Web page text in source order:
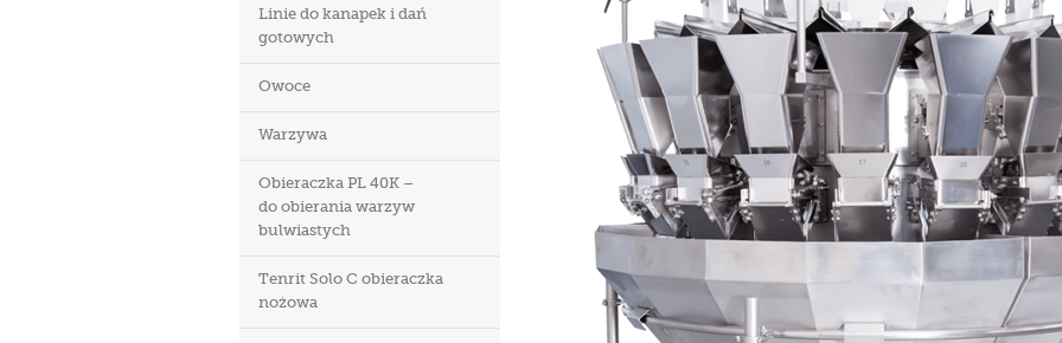
Linie do kanapek i dań
gotowych
Owoce
Warzywa
Obieraczka PL 40K –
do obierania warzyw
bulwiastych
Tenrit Solo C obieraczka
nożowa